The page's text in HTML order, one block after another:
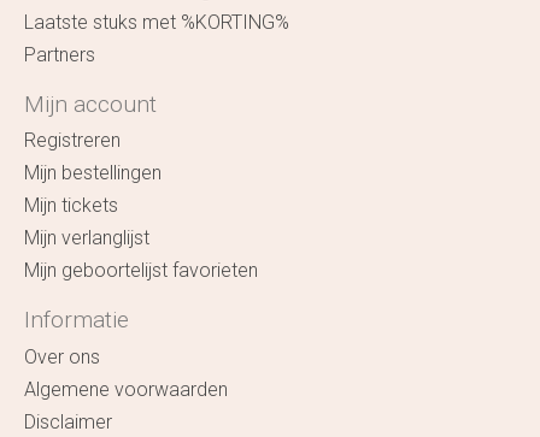
Laatste stuks met %KORTING%
Partners
Mijn account
Registreren
Mijn bestellingen
Mijn tickets
Mijn verlanglijst
Mijn geboortelijst favorieten
Informatie
Over ons
Algemene voorwaarden
Disclaimer